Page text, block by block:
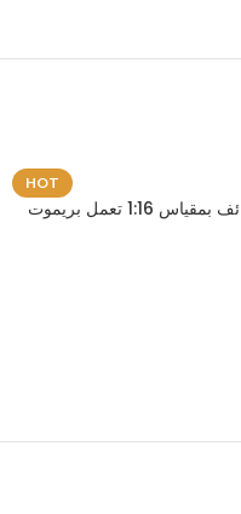
HOT
سيارة بناء بخمسة وظائف بمقياس 1:16 تعمل بريموت